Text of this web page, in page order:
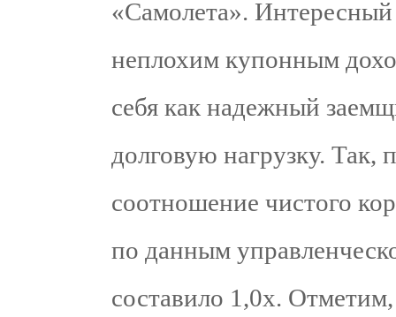
«Самолета».
неплохим купонным
себя как надежный
долговую нагрузку.
соотношение чистого
по данным
составило 1,0х. Отметим,